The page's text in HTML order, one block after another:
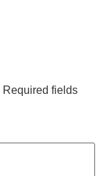
Required fields